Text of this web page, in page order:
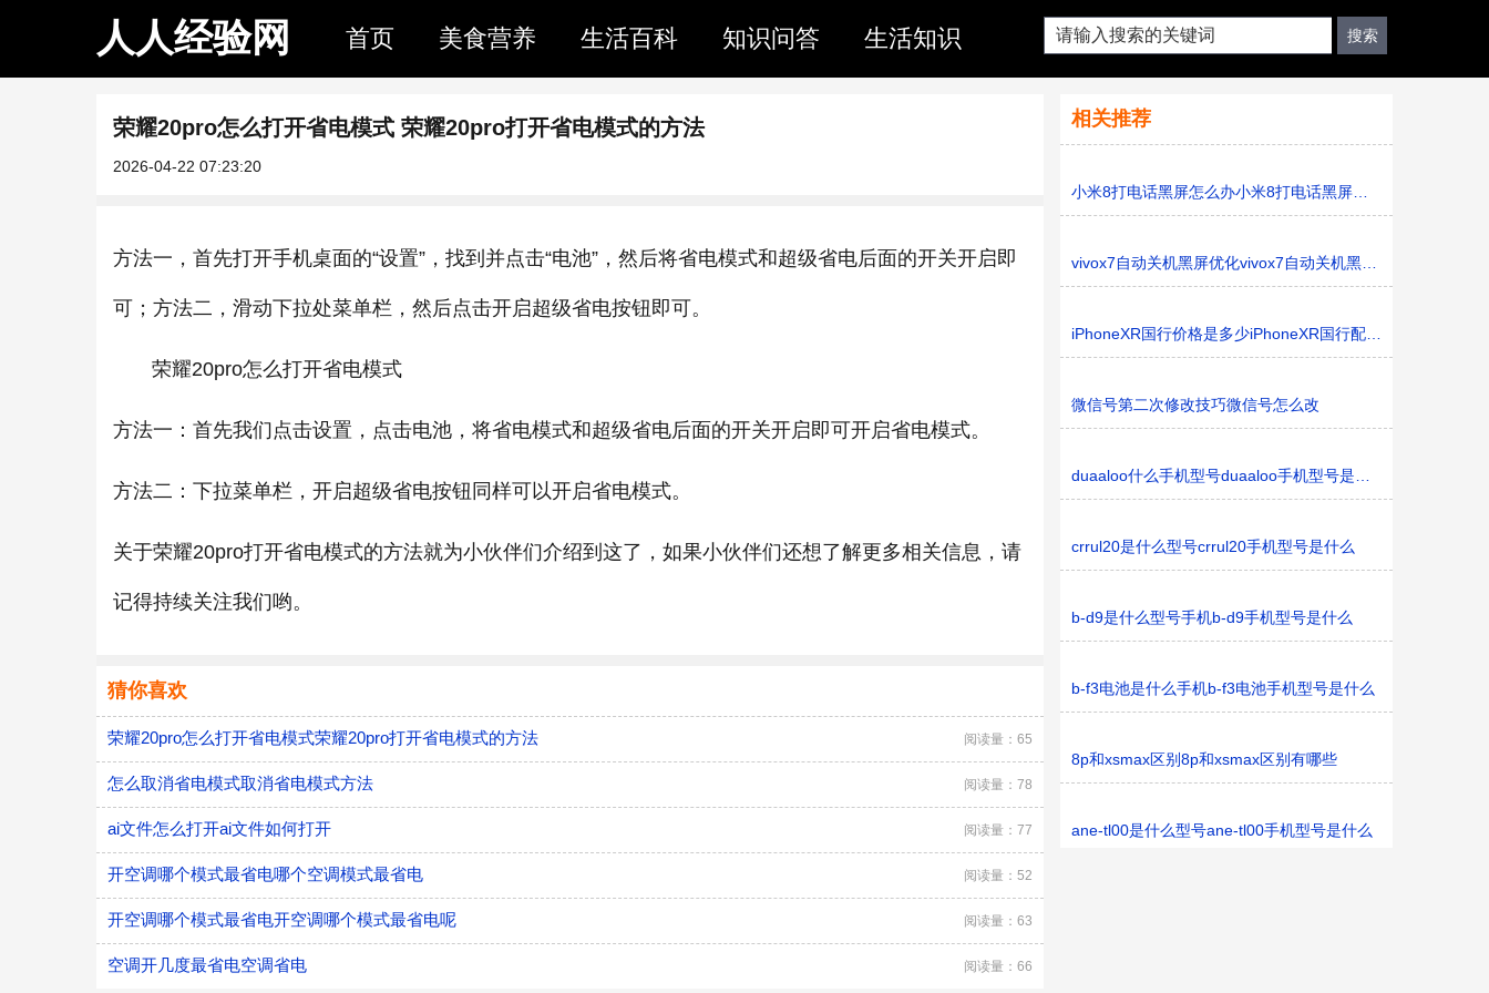
人人经验网 首页 美食营养 生活百科 知识问答 生活知识
荣耀20pro怎么打开省电模式 荣耀20pro打开省电模式的方法
2026-04-22 07:23:20
方法一，首先打开手机桌面的“设置”，找到并点击“电池”，然后将省电模式和超级省电后面的开关开启即
可；方法二，滑动下拉处菜单栏，然后点击开启超级省电按钮即可。
荣耀20pro怎么打开省电模式
方法一：首先我们点击设置，点击电池，将省电模式和超级省电后面的开关开启即可开启省电模式。
方法二：下拉菜单栏，开启超级省电按钮同样可以开启省电模式。
关于荣耀20pro打开省电模式的方法就为小伙伴们介绍到这了，如果小伙伴们还想了解更多相关信息，请
记得持续关注我们哟。
猜你喜欢
荣耀20pro怎么打开省电模式荣耀20pro打开省电模式的方法 阅读量：65
怎么取消省电模式取消省电模式方法 阅读量：78
ai文件怎么打开ai文件如何打开 阅读量：77
开空调哪个模式最省电哪个空调模式最省电 阅读量：52
开空调哪个模式最省电开空调哪个模式最省电呢 阅读量：63
空调开几度最省电空调省电 阅读量：66
相关推荐
小米8打电话黑屏怎么办小米8打电话黑屏的解决方法
vivox7自动关机黑屏优化vivox7自动关机黑屏优化怎么办
iPhoneXR国行价格是多少iPhoneXR国行配置怎么样
微信号第二次修改技巧微信号怎么改
duaaloo什么手机型号duaaloo手机型号是什么
crrul20是什么型号crrul20手机型号是什么
b-d9是什么型号手机b-d9手机型号是什么
b-f3电池是什么手机b-f3电池手机型号是什么
8p和xsmax区别8p和xsmax区别有哪些
ane-tl00是什么型号ane-tl00手机型号是什么